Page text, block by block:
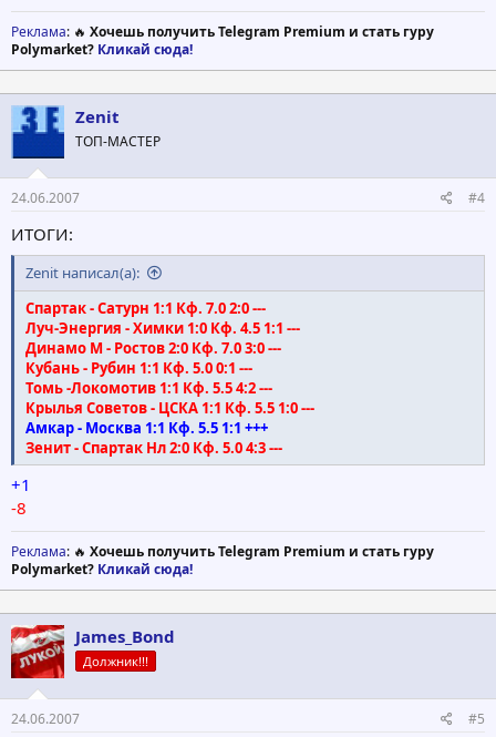
Реклама: 🔥 Хочешь получить Telegram Premium и стать гуру
Polymarket? Кликай сюда!
Zenit
ТОП-МАСТЕР
24.06.2007 #4
ИТОГИ:
Zenit написал(а):
Спартак - Сатурн 1:1 Кф. 7.0 2:0 ---
Луч-Энергия - Химки 1:0 Кф. 4.5 1:1 ---
Динамо М - Ростов 2:0 Кф. 7.0 3:0 ---
Кубань - Рубин 1:1 Кф. 5.0 0:1 ---
Томь -Локомотив 1:1 Кф. 5.5 4:2 ---
Крылья Советов - ЦСКА 1:1 Кф. 5.5 1:0 ---
Амкар - Москва 1:1 Кф. 5.5 1:1 +++
Зенит - Спартак Нл 2:0 Кф. 5.0 4:3 ---
+1
-8
Реклама: 🔥 Хочешь получить Telegram Premium и стать гуру
Polymarket? Кликай сюда!
James_Bond
Должник!!!
24.06.2007 #5